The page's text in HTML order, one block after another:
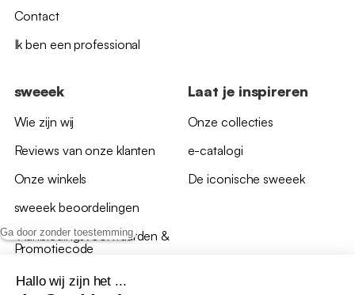
Ga door zonder toestemming
Hallo wij zijn het ...
Contact
Ik ben een professional
sweeek
Wie zijn wij
Reviews van onze klanten
Onze winkels
sweeek beoordelingen
*Aanbiedingsvoorwaarden &
Promotiecode
Laat je inspireren
Onze collecties
e-catalogi
De iconische sweeek